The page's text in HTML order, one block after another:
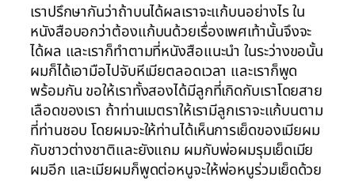
เราปรึกษากันว่าถ้าบนได้ผลเราจะแก้บนอย่างไร ใน
หนังสือบอกว่าต้องแก้บนด้วยเรื่องเพศเท้านั้นจึงจะ
ได้ผล และเราก็ทำตามที่หนังสือแนะนำ ในระว่างขอนั้น
ผมก็ได้เอามือไปจับหีเมียตลอดเวลา และเราก็พูด
พร้อมกัน ขอให้เราทั้งสองได้มีลูกที่เกิดกับเราโดยสาย
เลือดของเรา ถ้าท่านเมตราให้เรามีลูกเราจะแก้บนตาม
ที่ท่านชอบ โดยผมจะให้ท่านได้เห็นการเย็ดของเมียผม
กับชาวต่างชาติและยังแถม ผมกับพ่อผมรุมเย็ดเมีย
ผมอีก และเมียผมก็พูดต่อหนูจะให้พ่อหนูร่วมเย็ดด้วย